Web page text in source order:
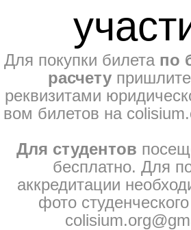
Для покупки билета по
расчету
реквизитами
вом билетов на
Для студентов
бесплатно. Для
аккредитации
фото